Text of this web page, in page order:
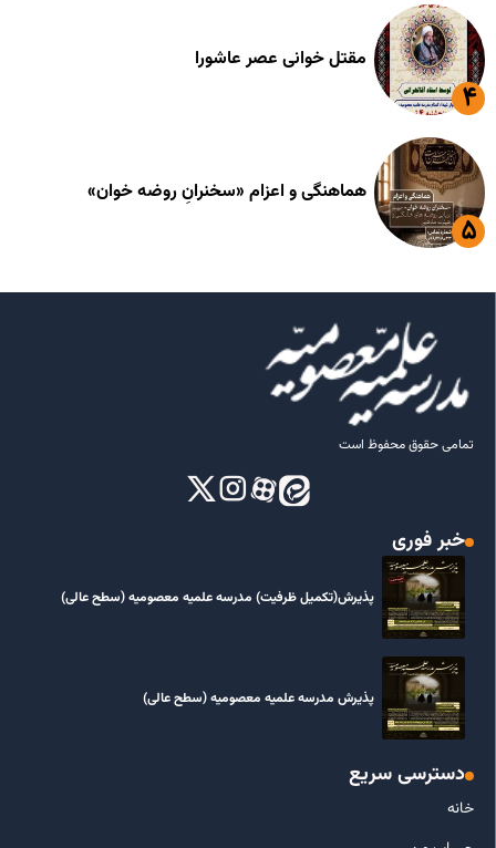
مقتل خوانی عصر عاشورا
هماهنگی و اعزام «سخنرانِ روضه خوان»
تمامی حقوق محفوظ است
خبر فوری
پذیرش(تکمیل ظرفیت) مدرسه علمیه معصومیه‌ (سطح عالی)
پذیرش مدرسه علمیه معصومیه‌ (سطح عالی)
دسترسی سریع
خانه